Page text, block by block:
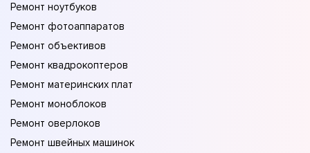
Ремонт ноутбуков
Ремонт фотоаппаратов
Ремонт объективов
Ремонт квадрокоптеров
Ремонт материнских плат
Ремонт моноблоков
Ремонт оверлоков
Ремонт швейных машинок